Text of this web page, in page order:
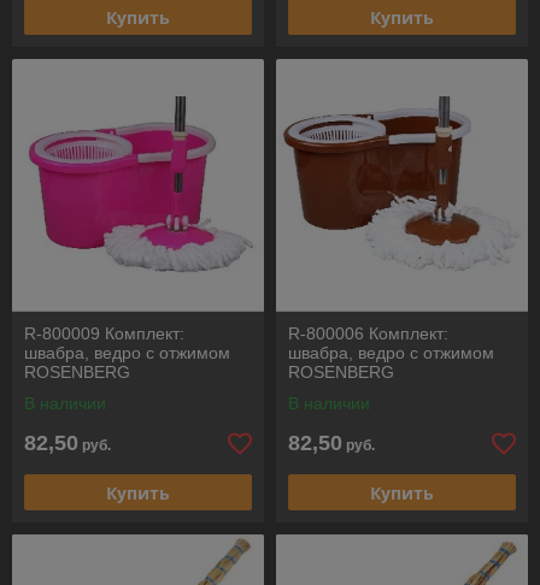
Купить Купить
R-800009 Комплект:
швабра, ведро с отжимом
ROSENBERG
В наличии
82,50 руб.
Купить
R-800006 Комплект:
швабра, ведро с отжимом
ROSENBERG
В наличии
82,50 руб.
Купить